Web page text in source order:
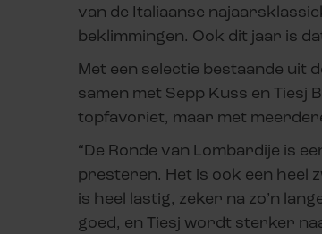
van de Italiaanse
beklimmingen. Ook dit jaar is
Met een selectie bestaande uit
samen met Sepp Kuss en Tiesj
topfavoriet, maar met
“De Ronde van Lombardije is
presteren. Het is ook een heel
is heel lastig, zeker na zo’n
goed, en Tiesj wordt sterker